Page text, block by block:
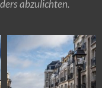
abzulichten.